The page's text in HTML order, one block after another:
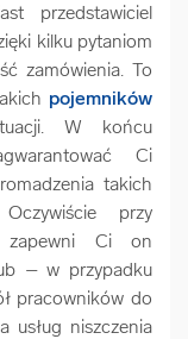
przedstawiciel
kilku pytaniom
zamówienia. To
pojemników
W końcu
Ci
takich
przy
zapewni Ci on
– w przypadku
pracowników do
usług niszczenia